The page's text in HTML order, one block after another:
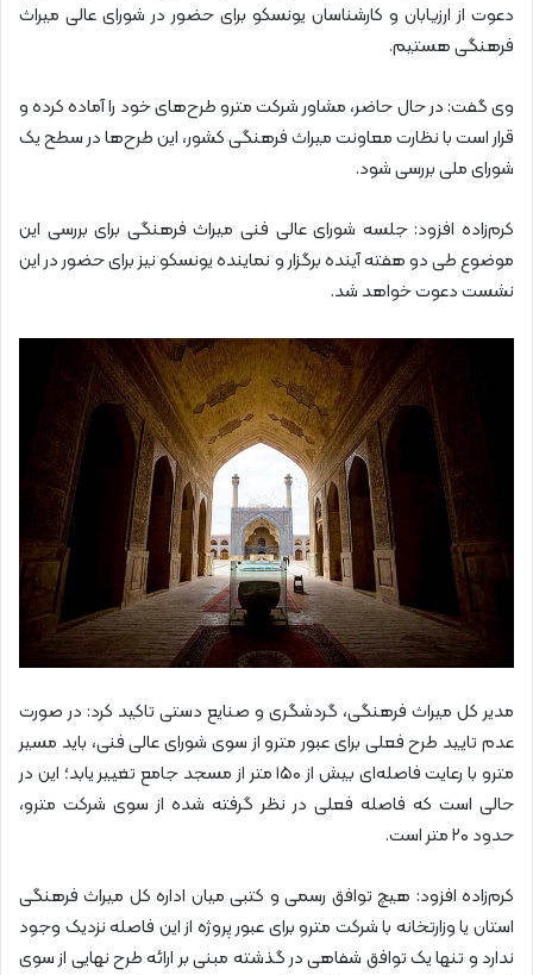
دعوت از ارزیابان و کارشناسان یونسکو برای حضور در شورای عالی میراث
فرهنگی هستیم.
وی گفت: در حال حاضر، مشاور شرکت مترو طرح‌های خود را آماده کرده و
قرار است با نظارت معاونت میراث فرهنگی کشور، این طرح‌ها در سطح یک
شورای ملی بررسی شود.
کرم‌زاده افزود: جلسه شورای عالی فنی میراث فرهنگی برای بررسی این
موضوع طی دو هفته آینده برگزار و نماینده یونسکو نیز برای حضور در این
نشست دعوت خواهد شد.
مدیر کل میراث فرهنگی، گردشگری و صنایع دستی تاکید کرد: در صورت
عدم تایید طرح فعلی برای عبور مترو از سوی شورای عالی فنی، باید مسیر
مترو با رعایت فاصله‌ای بیش از ۱۵۰ متر از مسجد جامع تغییر یابد؛ این در
حالی است که فاصله فعلی در نظر گرفته شده از سوی شرکت مترو،
حدود ۲۰ متر است.
کرم‌زاده افزود: هیچ توافق رسمی و کتبی میان اداره کل میراث فرهنگی
استان یا وزارتخانه با شرکت مترو برای عبور پروژه از این فاصله نزدیک وجود
ندارد و تنها یک توافق شفاهی در گذشته مبنی بر ارائه طرح نهایی از سوی